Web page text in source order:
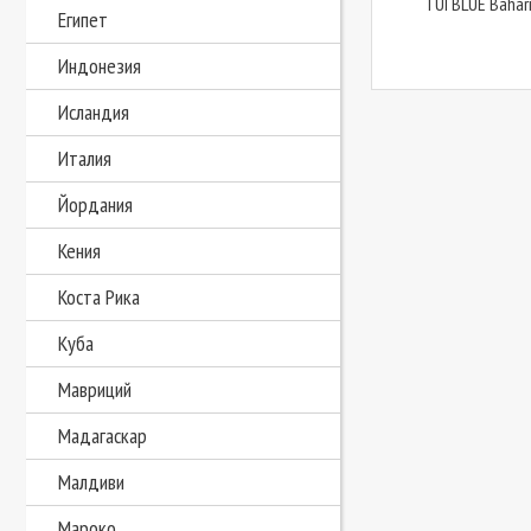
Египет
Индонезия
Исландия
Италия
Йордания
Кения
Коста Рика
Куба
Мавриций
Мадагаскар
Малдиви